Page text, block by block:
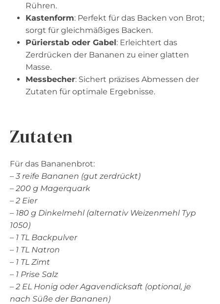
Rühren.
Kastenform: Perfekt für das Backen von Brot;
sorgt für gleichmäßiges Backen.
Pürierstab oder Gabel: Erleichtert das
Zerdrücken der Bananen zu einer glatten
Masse.
Messbecher: Sichert präzises Abmessen der
Zutaten für optimale Ergebnisse.
Zutaten
Für das Bananenbrot:
–3 reife Bananen (gut zerdrückt)
– 200 g Magerquark
– 2 Eier
– 180 g Dinkelmehl (alternativ Weizenmehl Typ
1050)
– 1 TL Backpulver
– 1 TL Natron
– 1 TL Zimt
– 1 Prise Salz
– 2 EL Honig oder Agavendicksaft (optional, je
nach Süße der Bananen)